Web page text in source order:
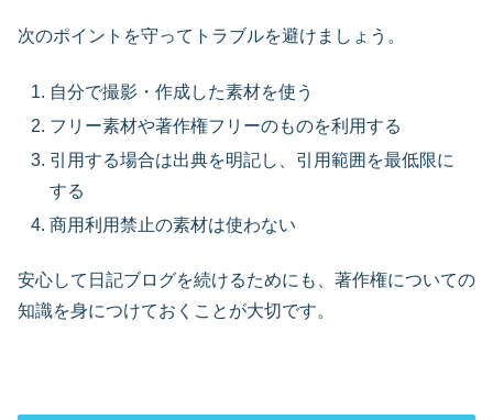
次のポイントを守ってトラブルを避けましょう。
自分で撮影・作成した素材を使う
フリー素材や著作権フリーのものを利用する
引用する場合は出典を明記し、引用範囲を最低限に
する
商用利用禁止の素材は使わない
安心して日記ブログを続けるためにも、著作権についての
知識を身につけておくことが大切です。